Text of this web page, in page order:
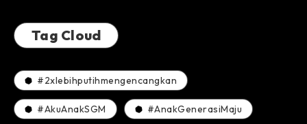
Tag Cloud
#2xlebihputihmengencangkan
#AkuAnakSGM #AnakGenerasiMaju